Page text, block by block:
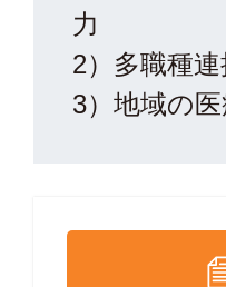
力
2）多職種
3）地域の